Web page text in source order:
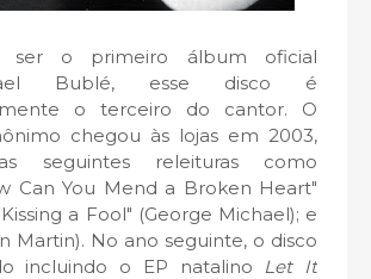
ser o primeiro álbum oficial
Bublé, esse disco é
o terceiro do cantor. O
chegou às lojas em 2003,
seguintes releituras como
Can You Mend a Broken Heart"
a Fool" (George Michael); e
Martin). No ano seguinte, o disco
incluindo o EP natalino Let It